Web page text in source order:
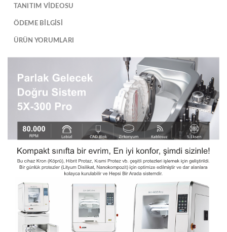
TANITIM VIDEOSU
ÖDEME BİLGİSİ
ÜRÜN YORUMLARI